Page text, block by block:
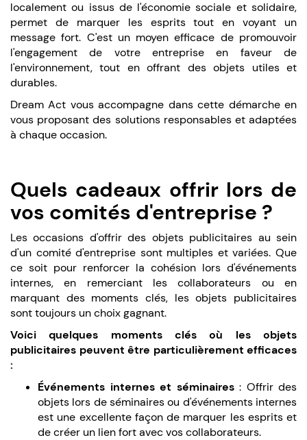
localement ou issus de l'économie sociale et solidaire,
permet de marquer les esprits tout en voyant un
message fort. C'est un moyen efficace de promouvoir
l'engagement de votre entreprise en faveur de
l'environnement, tout en offrant des objets utiles et
durables.
Dream Act vous accompagne dans cette démarche en
vous proposant des solutions responsables et adaptées
à chaque occasion.
Quels cadeaux offrir lors de
vos comités d'entreprise ?
Les occasions d'offrir des objets publicitaires au sein
d'un comité d'entreprise sont multiples et variées. Que
ce soit pour renforcer la cohésion lors d'événements
internes, en remerciant les collaborateurs ou en
marquant des moments clés, les objets publicitaires
sont toujours un choix gagnant.
Voici quelques moments clés où les objets
publicitaires peuvent être particulièrement efficaces
:
Événements internes et séminaires: Offrir des
objets lors de séminaires ou d'événements internes
est une excellente façon de marquer les esprits et
de créer un lien fort avec vos collaborateurs.